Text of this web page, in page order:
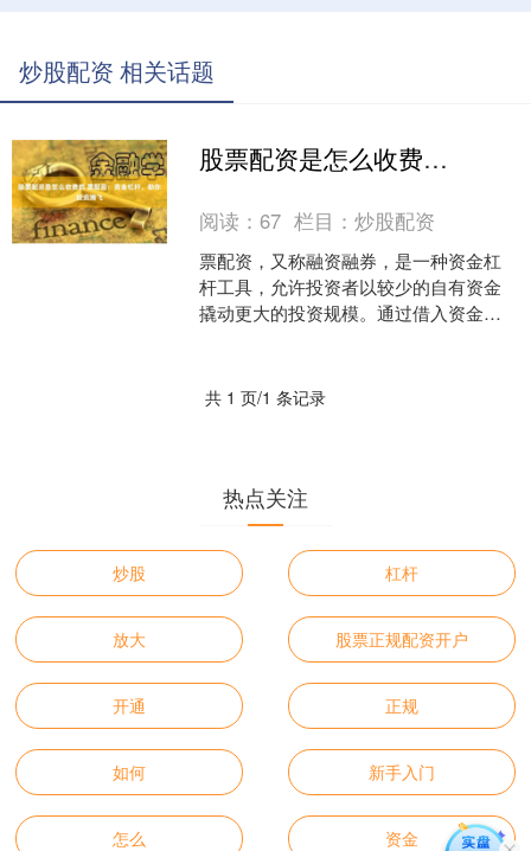
炒股配资 相关话题
股票配资是怎么收费的 票配资：资金杠杆，助你投资腾飞
阅读：67 栏目：炒股配资
票配资，又称融资融券，是一种资金杠
杆工具，允许投资者以较少的自有资金
撬动更大的投资规模。通过借入资金股
共 1 页/1 条记录
热点关注
炒股 杠杆
放大 股票正规配资开户
开通 正规
如何 新手入门
怎么 资金